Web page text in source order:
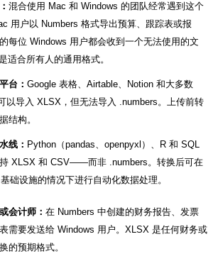
混合使用 Mac 和 Windows 的团队经常遇到这个
用户以 Numbers 格式导出预算、跟踪表或报
每位 Windows 用户都会收到一个无法使用的文
适合所有人的通用格式。
台： Google 表格、Airtable、Notion 和大多数
以导入 XLSX，但无法导入 .numbers。上传前转
结构。
线： Python（pandas、openpyxl）、R 和 SQL
XLSX 和 CSV——而非 .numbers。转换后可在
础设施的情况下进行自动化数据处理。
会计师： 在 Numbers 中创建的财务报告、发票
需要发送给 Windows 用户。XLSX 是任何财务或
的预期格式。